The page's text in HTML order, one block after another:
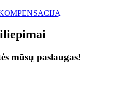
mūsų paslaugas!